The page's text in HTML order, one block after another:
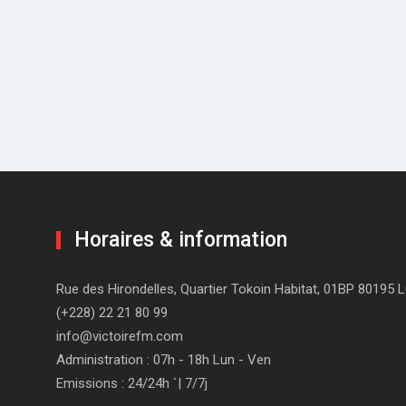
Horaires & information
Rue des Hirondelles, Quartier Tokoin Habitat, 01BP 80195
(+228) 22 21 80 99
info@victoirefm.com
Administration : 07h - 18h Lun - Ven
Emissions : 24/24h `| 7/7j